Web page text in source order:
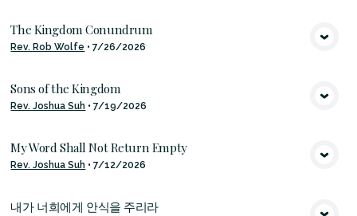
The Kingdom Conundrum
Rev. Rob Wolfe •7/26/2026
Sons of the Kingdom
Rev. Joshua Suh •7/19/2026
My Word Shall Not Return Empty
Rev. Joshua Suh •7/12/2026
내가 너희에게 안식을 주리라